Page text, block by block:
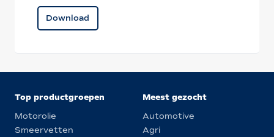
Download
Top productgroepen
Motorolie
Smeervetten
Meest gezocht
Automotive
Agri